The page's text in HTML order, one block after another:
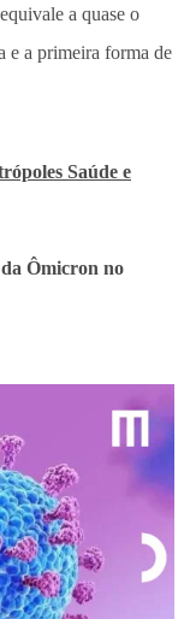
a quase o
e a primeira forma de
Saúde e
da Ômicron no